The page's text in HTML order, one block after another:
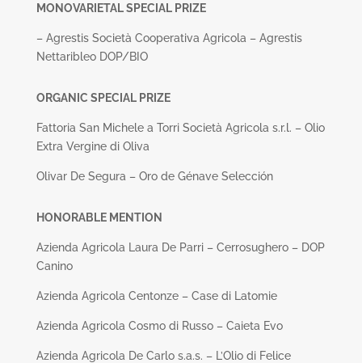
MONOVARIETAL SPECIAL PRIZE
– Agrestis Società Cooperativa Agricola – Agrestis
Nettaribleo DOP/BIO
ORGANIC SPECIAL PRIZE
Fattoria San Michele a Torri Società Agricola s.r.l. – Olio
Extra Vergine di Oliva
Olivar De Segura – Oro de Génave Selección
HONORABLE MENTION
Azienda Agricola Laura De Parri – Cerrosughero – DOP
Canino
Azienda Agricola Centonze – Case di Latomie
Azienda Agricola Cosmo di Russo – Caieta Evo
Azienda Agricola De Carlo s.a.s. – L’Olio di Felice